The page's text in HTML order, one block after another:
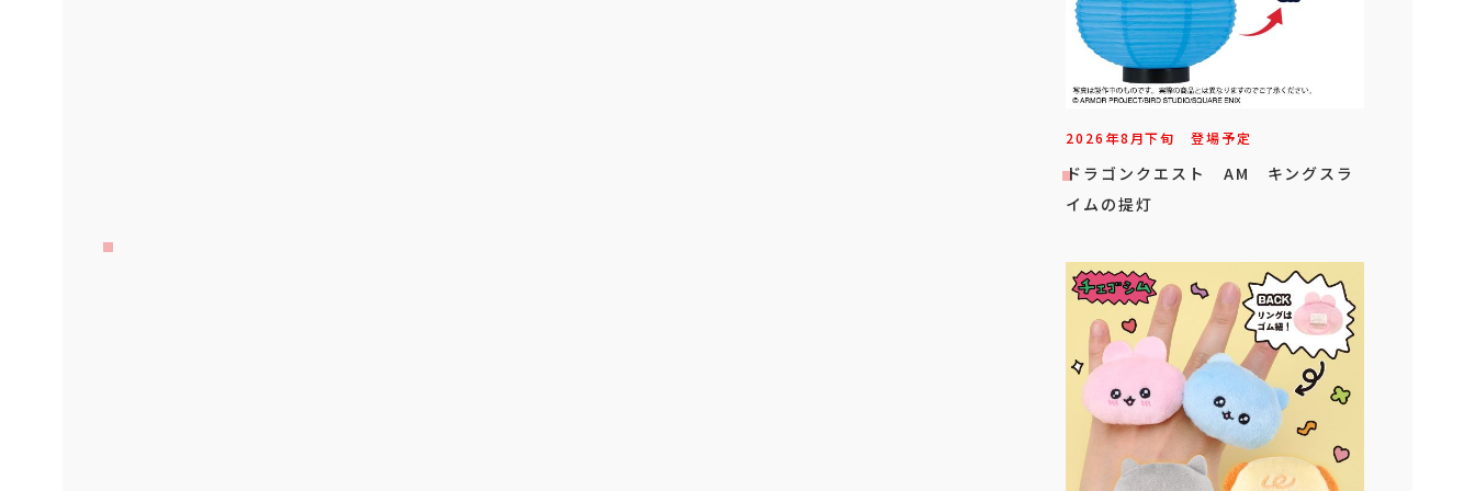
2026年8月下旬 登場予定
ドラゴンクエスト AM キングスラ
イムの提灯